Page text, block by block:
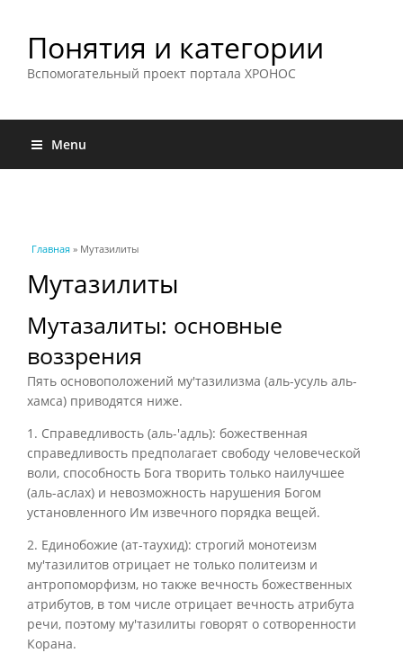
Понятия и категории
Вспомогательный проект портала ХРОНОС
Menu
Вы здесь
Главная » Мутазилиты
Мутазилиты
Мутазалиты: основные
воззрения
Пять основоположений му'тазилизма (аль-усуль аль-
хамса) приводятся ниже.
1. Справедливость (аль-'адль): божественная
справедливость предполагает свободу человеческой
воли, способность Бога творить только наилучшее
(аль-аслах) и невозможность нарушения Богом
установленного Им извечного порядка вещей.
2. Единобожие (ат-таухид): строгий монотеизм
му'тазилитов отрицает не только политеизм и
антропоморфизм, но также вечность божественных
атрибутов, в том числе отрицает вечность атрибута
речи, поэтому му'тазилиты говорят о сотворенности
Корана.